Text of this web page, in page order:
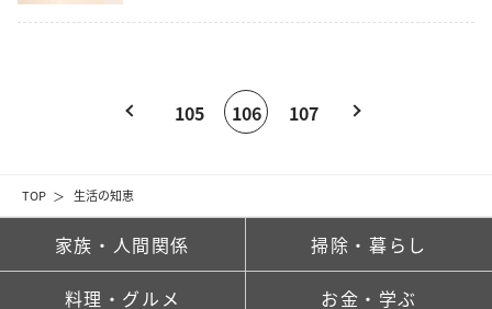
TOP 生活の知恵
105 106 107
家族・人間関係 掃除・暮らし
料理・グルメ お金・学ぶ